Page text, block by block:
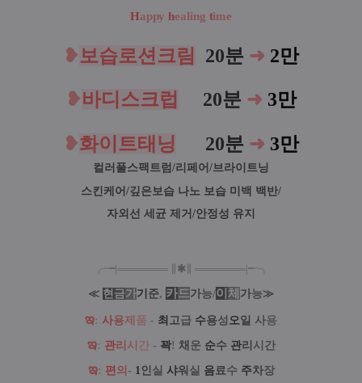
Happyhealing time
❥보습로션크림 20분 ➜ 2만
❥바디스크럽 20분 ➜ 3만
❥화이트태닝 20분 ➜ 3만
컬러풀스팩트럼/리페어/브라이트닝
스킨케어/깊은보습 나노 보습 미백 백반/
자외선 세균 제거/안정성 유지
╭╼|═══════ ✱ ═══════|╾╮
≪ 현 금가기 준, 카드 가능/이 체 가능≫
ఇ: 사용제 품 - 최 고급 수용성오일 사용
ఇ: 관리 시 간 - 꽉! 채 운 순수 관리 시간
ఇ: 편 의 - 1인실 샤워 실 음료수 주차장